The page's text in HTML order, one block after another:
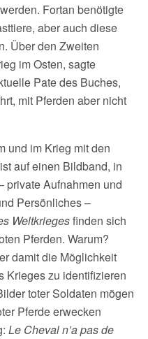
Fortan benötigte
aber auch diese
Über den Zweiten
im Osten, sagte
Pate des Buches,
mit Pferden aber nicht
und im Krieg mit den
auf einen Bildband, in
private Aufnahmen und
Persönliches –
Weltkriegesfinden sich
Pferden. Warum?
damit die Möglichkeit
Krieges zu identifizieren
toter Soldaten mögen
Pferde erwecken
Le Cheval n’a pas de